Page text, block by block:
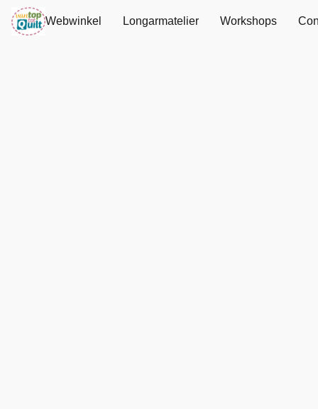
Webwinkel Longarmatelier Workshops